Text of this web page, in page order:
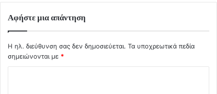
Αφήστε μια απάντηση
Η ηλ. διεύθυνση σας δεν δημοσιεύεται. Τα υποχρεωτικά πεδία
σημειώνονται με *